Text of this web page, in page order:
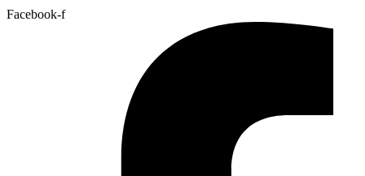
Facebook-f